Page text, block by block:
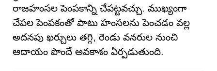
రాజహంసల పెంపకాన్ని చేపట్టవచ్చు. ముఖ్యంగా
చేపల పెంపకంతో పాటు హంసలను పెంచడం వల్ల
అదనపు ఖర్చులు తగ్గి, రెండు వనరుల నుంచి
ఆదాయం పొందే అవకాశం ఏర్పడుతుంది.